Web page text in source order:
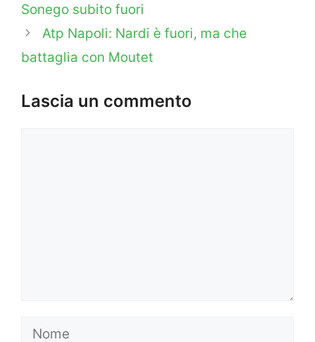
Sonego subito fuori
Atp Napoli: Nardi è fuori, ma che
battaglia con Moutet
Lascia un commento
Nome